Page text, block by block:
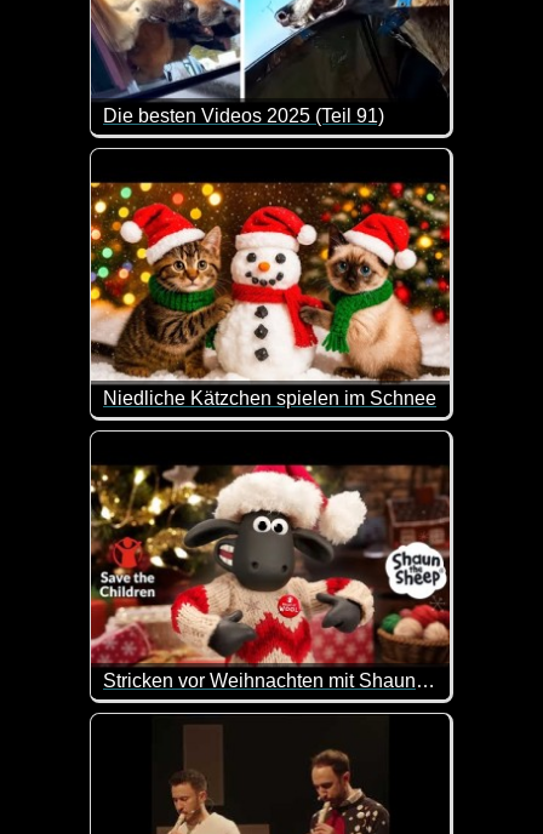
Die besten Videos 2025 (Teil 91)
Eine tolle Zusammenstellung von lustigen
Niedliche Kätzchen spielen im Schnee
Ein wirklich nett gemachtes KI-Video mit
Stricken vor Weihnachten mit Shaun das Schaf
Stricken für einen guten Zweck. Heute ist der